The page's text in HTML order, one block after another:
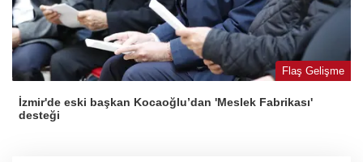
Flaş Gelişme
İzmir'de eski başkan Kocaoğlu’dan 'Meslek Fabrikası'
desteği